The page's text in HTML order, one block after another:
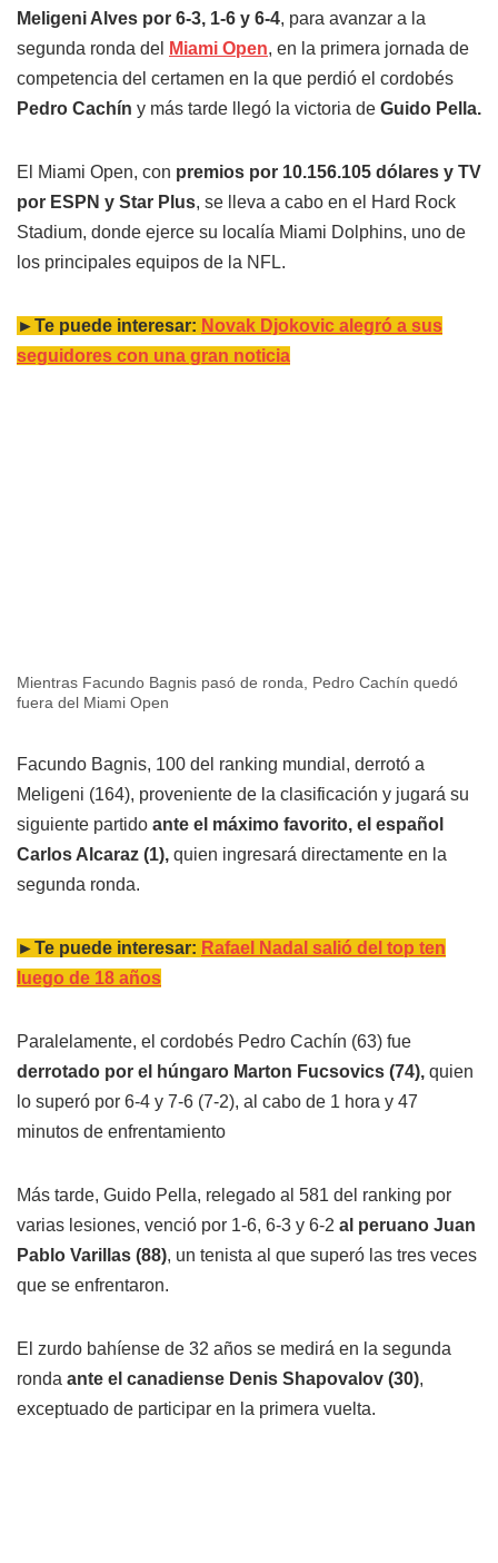
Meligeni Alves por 6-3, 1-6 y 6-4, para avanzar a la
segunda ronda del
Miami Open, en la primera jornada de
competencia del certamen en la que perdió el cordobés
Pedro Cachín y más tarde llegó la victoria de Guido Pella.
El Miami Open, con premios por 10.156.105 dólares y TV
por ESPN y Star Plus, se lleva a cabo en el Hard Rock
Stadium, donde ejerce su localía Miami Dolphins, uno de
los principales equipos de la NFL.
►Te puede interesar: Novak Djokovic alegró a sus
seguidores con una gran noticia
Mientras Facundo Bagnis pasó de ronda, Pedro Cachín quedó
fuera del Miami Open
Facundo Bagnis, 100 del ranking mundial, derrotó a
Meligeni (164), proveniente de la clasificación y jugará su
siguiente partido ante el máximo favorito, el español
Carlos Alcaraz (1), quien ingresará directamente en la
segunda ronda.
►Te puede interesar: Rafael Nadal salió del top ten
luego de 18 años
Paralelamente, el cordobés Pedro Cachín (63) fue
derrotado por el húngaro Marton Fucsovics (74), quien
lo superó por 6-4 y 7-6 (7-2), al cabo de 1 hora y 47
minutos de enfrentamiento
Más tarde, Guido Pella, relegado al 581 del ranking por
varias lesiones, venció por 1-6, 6-3 y 6-2 al peruano Juan
Pablo Varillas (88), un tenista al que superó las tres veces
que se enfrentaron.
El zurdo bahíense de 32 años se medirá en la segunda
ronda ante el canadiense Denis Shapovalov (30),
exceptuado de participar en la primera vuelta.